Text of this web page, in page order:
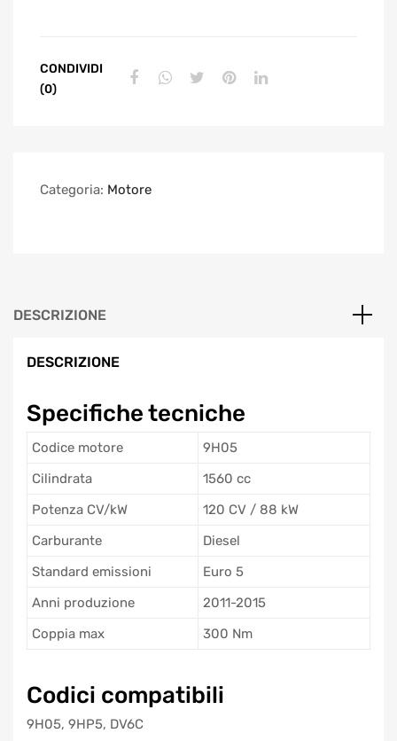
CONDIVIDI
(0)
Categoria: Motore
DESCRIZIONE
DESCRIZIONE
Specifiche tecniche
Codice motore
9H05
Cilindrata
1560 cc
Potenza CV/kW
120 CV / 88 kW
Carburante
Diesel
Standard emissioni
Euro 5
Anni produzione
2011-2015
Coppia max
300 Nm
Codici compatibili
9H05, 9HP5, DV6C